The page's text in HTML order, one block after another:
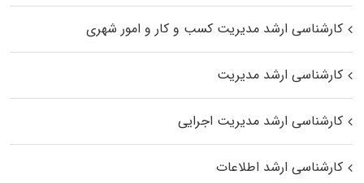
کارشناسی ارشد مدیریت کسب و کار و امور شهری
کارشناسی ارشد مدیریت
کارشناسی ارشد مدیریت اجرایی
کارشناسی ارشد اطلاعات